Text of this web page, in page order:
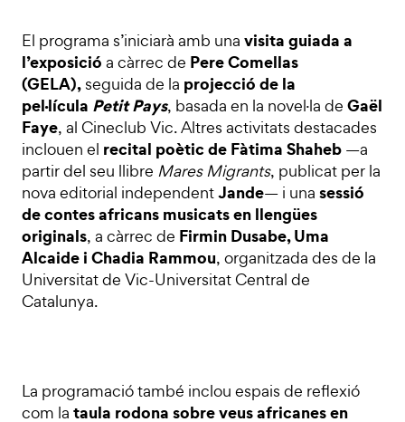
El programa s’iniciarà amb una visita guiada a
l’exposició a càrrec de Pere Comellas
(GELA), seguida de la projecció de la
pel·lícula Petit Pays, basada en la novel·la de Gaël
Faye, al Cineclub Vic. Altres activitats destacades
inclouen el recital poètic de Fàtima Shaheb —a
partir del seu llibre Mares Migrants, publicat per la
nova editorial independentJande— i una sessió
de contes africans musicats en llengües
originals, a càrrec de Firmin Dusabe, Uma
Alcaide i Chadia Rammou, organitzada des de la
Universitat de Vic-Universitat Central de
Catalunya.
La programació també inclou espais de reflexió
com la taula rodona sobre veus africanes en